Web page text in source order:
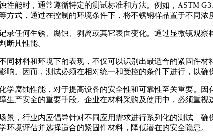
性能时，通常遵循特定的测试标准和方法。例如，ASTM
方式，通过在控制的环境条件下，将不锈钢样品置于不同浓
录任何生锈、腐蚀、剥离或其它表面变化。通过显微镜观
断其性能。
同材料和环境下的表现，不仅可以识别出最适合的紧固件
响。因而，测试必须在相对统一和受控的条件下进行，以确
学腐蚀性能，对于提高设备的安全性和可靠性至关重要。
生产安全的重要手段。企业在材料采购及使用中，必须重视
景，行业内应倡导针对不同应用需求进行系列化的测试，
环境评估并选择适合的紧固件材料，降低潜在的安全隐患。